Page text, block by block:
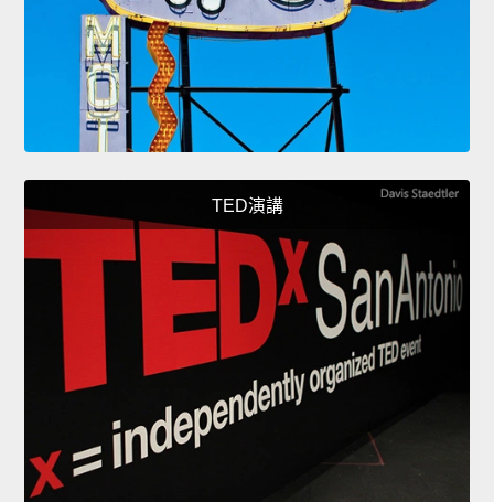
TED演講